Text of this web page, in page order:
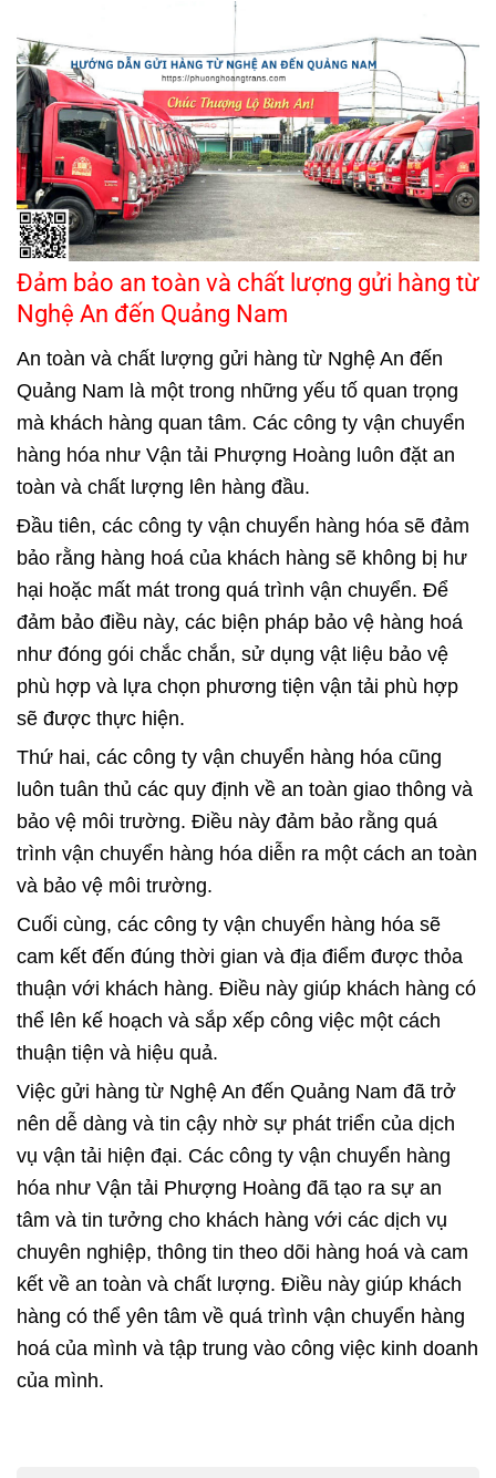
Đảm bảo an toàn và chất lượng gửi hàng từ
Nghệ An đến Quảng Nam
An toàn và chất lượng gửi hàng từ Nghệ An đến
Quảng Nam là một trong những yếu tố quan trọng
mà khách hàng quan tâm. Các công ty vận chuyển
hàng hóa như Vận tải Phượng Hoàng luôn đặt an
toàn và chất lượng lên hàng đầu.
Đầu tiên, các công ty vận chuyển hàng hóa sẽ đảm
bảo rằng hàng hoá của khách hàng sẽ không bị hư
hại hoặc mất mát trong quá trình vận chuyển. Để
đảm bảo điều này, các biện pháp bảo vệ hàng hoá
như đóng gói chắc chắn, sử dụng vật liệu bảo vệ
phù hợp và lựa chọn phương tiện vận tải phù hợp
sẽ được thực hiện.
Thứ hai, các công ty vận chuyển hàng hóa cũng
luôn tuân thủ các quy định về an toàn giao thông và
bảo vệ môi trường. Điều này đảm bảo rằng quá
trình vận chuyển hàng hóa diễn ra một cách an toàn
và bảo vệ môi trường.
Cuối cùng, các công ty vận chuyển hàng hóa sẽ
cam kết đến đúng thời gian và địa điểm được thỏa
thuận với khách hàng. Điều này giúp khách hàng có
thể lên kế hoạch và sắp xếp công việc một cách
thuận tiện và hiệu quả.
Việc gửi hàng từ Nghệ An đến Quảng Nam đã trở
nên dễ dàng và tin cậy nhờ sự phát triển của dịch
vụ vận tải hiện đại. Các công ty vận chuyển hàng
hóa như Vận tải Phượng Hoàng đã tạo ra sự an
tâm và tin tưởng cho khách hàng với các dịch vụ
chuyên nghiệp, thông tin theo dõi hàng hoá và cam
kết về an toàn và chất lượng. Điều này giúp khách
hàng có thể yên tâm về quá trình vận chuyển hàng
hoá của mình và tập trung vào công việc kinh doanh
của mình.